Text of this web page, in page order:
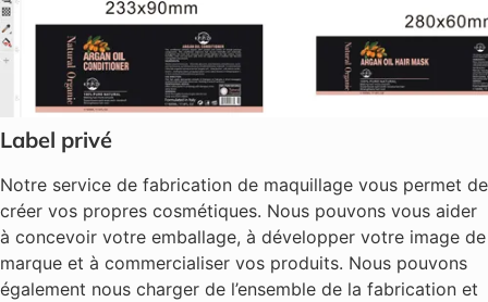
Label privé
Notre service de fabrication de maquillage vous permet de
créer vos propres cosmétiques. Nous pouvons vous aider
à concevoir votre emballage, à développer votre image de
marque et à commercialiser vos produits. Nous pouvons
également nous charger de l’ensemble de la fabrication et